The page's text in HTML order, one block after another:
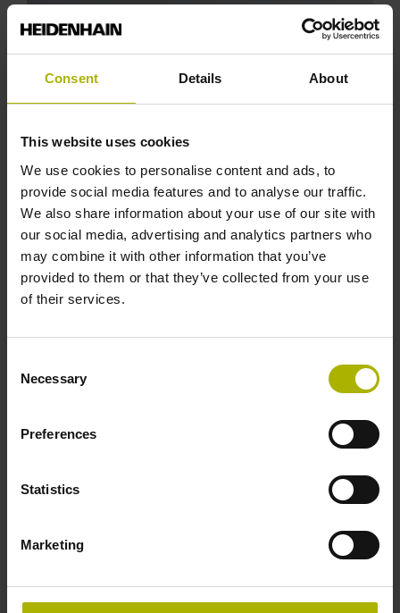
Consent Details About
This website uses cookies
We use cookies to personalise content and ads, to
provide social media features and to analyse our traffic.
We also share information about your use of our site with
our social media, advertising and analytics partners who
may combine it with other information that you’ve
provided to them or that they’ve collected from your use
of their services.
Selection
Necessary
Preferences
Statistics
Marketing
Onze servicepartners ondersteunen u bij service
HEIDENHAIN Service Exchange
Met de ruilservice Service Exchange krijgen wij
Profiteer van lokale voorraden met de meest
gangbare onderdelen en flexibele
leveringsmogelijkheden voor een groter